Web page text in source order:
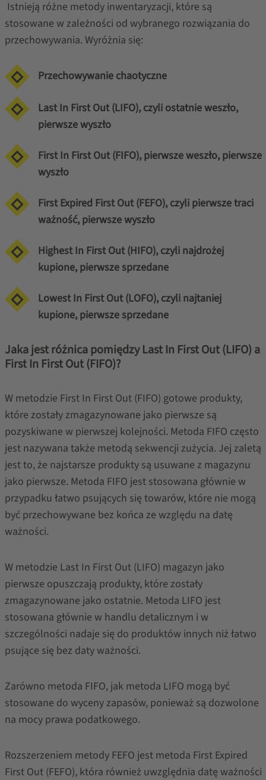
Istnieją różne metody inwentaryzacji, które są
stosowane w zależności od wybranego rozwiązania do
przechowywania. Wyróżnia się:
Przechowywanie chaotyczne
Last In First Out (LIFO), czyli ostatnie weszło,
pierwsze wyszło
First In First Out (FIFO), pierwsze weszło, pierwsze
wyszło
First Expired First Out (FEFO), czyli pierwsze traci
ważność, pierwsze wyszło
Highest In First Out (HIFO), czyli najdrożej
kupione, pierwsze sprzedane
Lowest In First Out (LOFO), czyli najtaniej
kupione, pierwsze sprzedane
Jaka jest różnica pomiędzy Last In First Out (LIFO) a
First In First Out (FIFO)?
W metodzie First In First Out (FIFO) gotowe produkty,
które zostały zmagazynowane jako pierwsze są
pozyskiwane w pierwszej kolejności. Metoda FIFO często
jest nazywana także metodą sekwencji zużycia. Jej zaletą
jest to, że najstarsze produkty są usuwane z magazynu
jako pierwsze. Metoda FIFO jest stosowana głównie w
przypadku łatwo psujących się towarów, które nie mogą
być przechowywane bez końca ze względu na datę
ważności.
W metodzie Last In First Out (LIFO) magazyn jako
pierwsze opuszczają produkty, które zostały
zmagazynowane jako ostatnie. Metoda LIFO jest
stosowana głównie w handlu detalicznym i w
szczególności nadaje się do produktów innych niż łatwo
psujące się bez daty ważności.
Zarówno metoda FIFO, jak metoda LIFO mogą być
stosowane do wyceny zapasów, ponieważ są dozwolone
na mocy prawa podatkowego.
Rozszerzeniem metody FEFO jest metoda First Expired
First Out (FEFO), która również uwzględnia datę ważności